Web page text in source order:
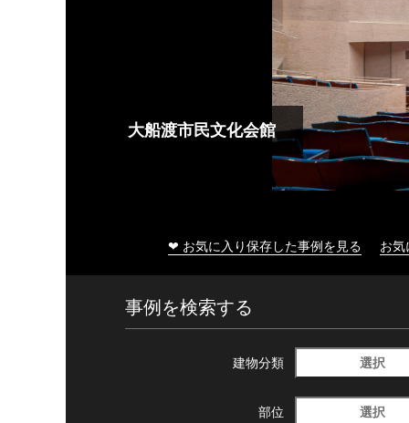
大船渡市民文化会館
❤ お気に入り保存した事例を見る お
事例を検索する
建物分類 選択
部位 選択